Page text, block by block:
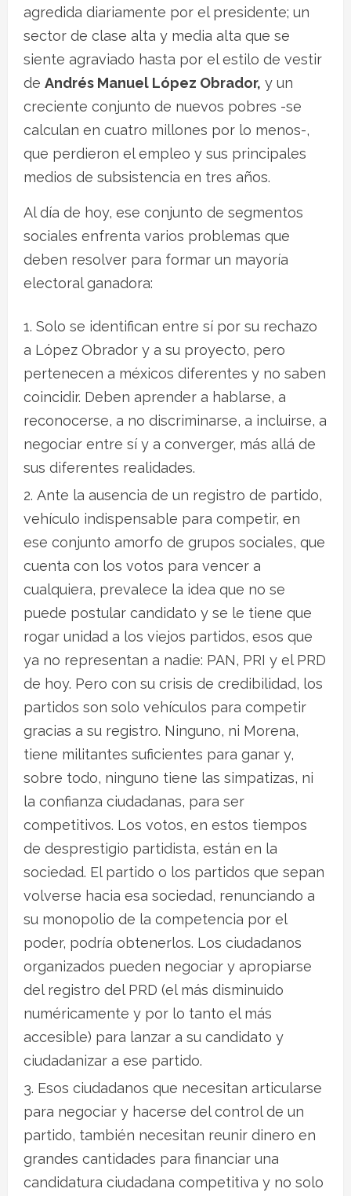
agredida diariamente por el presidente; un
sector de clase alta y media alta que se
siente agraviado hasta por el estilo de vestir
de Andrés Manuel López Obrador, y un
creciente conjunto de nuevos pobres -se
calculan en cuatro millones por lo menos-,
que perdieron el empleo y sus principales
medios de subsistencia en tres años.
Al día de hoy, ese conjunto de segmentos
sociales enfrenta varios problemas que
deben resolver para formar un mayoría
electoral ganadora:
Solo se identifican entre sí por su rechazo
a López Obrador y a su proyecto, pero
pertenecen a méxicos diferentes y no saben
coincidir. Deben aprender a hablarse, a
reconocerse, a no discriminarse, a incluirse, a
negociar entre sí y a converger, más allá de
sus diferentes realidades.
Ante la ausencia de un registro de partido,
vehículo indispensable para competir, en
ese conjunto amorfo de grupos sociales, que
cuenta con los votos para vencer a
cualquiera, prevalece la idea que no se
puede postular candidato y se le tiene que
rogar unidad a los viejos partidos, esos que
ya no representan a nadie: PAN, PRI y el PRD
de hoy. Pero con su crisis de credibilidad, los
partidos son solo vehículos para competir
gracias a su registro. Ninguno, ni Morena,
tiene militantes suficientes para ganar y,
sobre todo, ninguno tiene las simpatizas, ni
la confianza ciudadanas, para ser
competitivos. Los votos, en estos tiempos
de desprestigio partidista, están en la
sociedad. El partido o los partidos que sepan
volverse hacia esa sociedad, renunciando a
su monopolio de la competencia por el
poder, podría obtenerlos. Los ciudadanos
organizados pueden negociar y apropiarse
del registro del PRD (el más disminuido
numéricamente y por lo tanto el más
accesible) para lanzar a su candidato y
ciudadanizar a ese partido.
Esos ciudadanos que necesitan articularse
para negociar y hacerse del control de un
partido, también necesitan reunir dinero en
grandes cantidades para financiar una
candidatura ciudadana competitiva y no solo